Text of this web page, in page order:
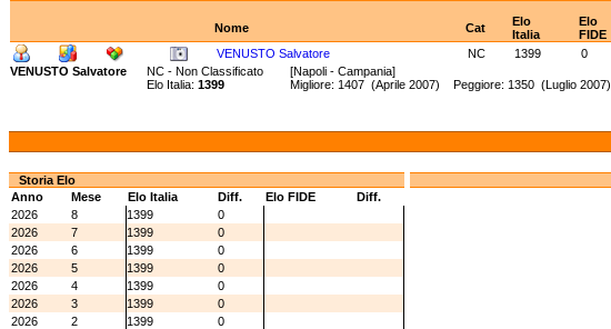
Nome
Cat
Elo
Italia
Elo
FIDE
VENUSTO Salvatore
NC 1399 0
VENUSTO Salvatore
NC - Non Classificato [Napoli - Campania]
Elo Italia: 1399 Migliore: 1407 (Aprile 2007) Peggiore: 1350 (Luglio 2007)
Storia Elo
Anno
Mese Elo Italia Diff. Elo FIDE
Diff.
2026
8 1399
0
2026
7 1399
0
2026
6 1399
0
2026
5 1399
0
2026
4 1399
0
2026
3 1399
0
2026
2 1399
0